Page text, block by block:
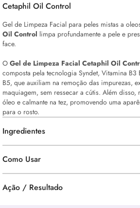
Cetaphil Oil Control
Gel de Limpeza Facial para peles mistas a
Oil Control limpa profundamente a pele e
face.
O Gel de Limpeza Facial Cetaphil Oil
composta pela tecnologia Syndet, Vitamina B3
B5, que auxiliam na remoção das impurezas,
maquiagem, sem ressecar a cútis. Além disso,
óleo e calmante na tez, promovendo uma
para o rosto.
Ingredientes
Como Usar
Ação / Resultado